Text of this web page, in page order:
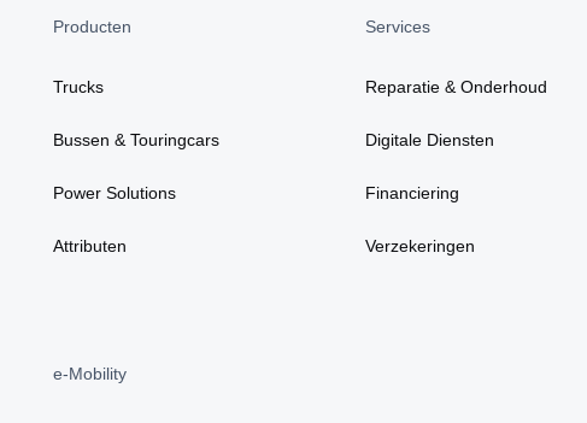
Producten
Trucks
Bussen & Touringcars
Power Solutions
Attributen
Services
Reparatie & Onderhoud
Digitale Diensten
Financiering
Verzekeringen
e-Mobility